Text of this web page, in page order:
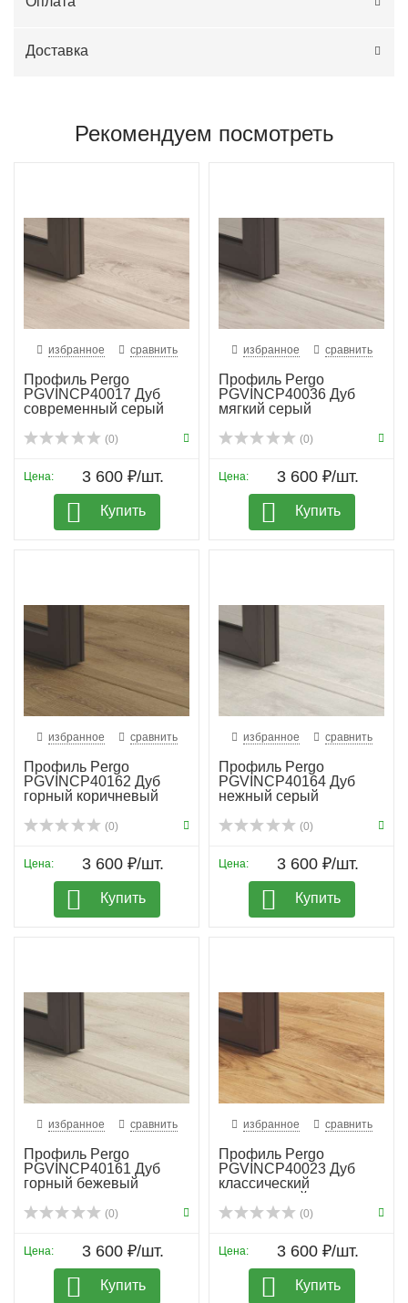
Доставка
Рекомендуем посмотреть
избранное сравнить
Профиль Pergo
PGVINCP40017 Дуб
современный серый
(0)
Цена: 3 600 ₽/шт.
Купить
избранное сравнить
Профиль Pergo
PGVINCP40036 Дуб
мягкий серый
(0)
Цена: 3 600 ₽/шт.
Купить
избранное сравнить
Профиль Pergo
PGVINCP40162 Дуб
горный коричневый
(0)
Цена: 3 600 ₽/шт.
Купить
избранное сравнить
Профиль Pergo
PGVINCP40164 Дуб
нежный серый
(0)
Цена: 3 600 ₽/шт.
Купить
избранное сравнить
Профиль Pergo
PGVINCP40161 Дуб
горный бежевый
(0)
Цена: 3 600 ₽/шт.
Купить
избранное сравнить
Профиль Pergo
PGVINCP40023 Дуб
классический
натуральный
(0)
Цена: 3 600 ₽/шт.
Купить